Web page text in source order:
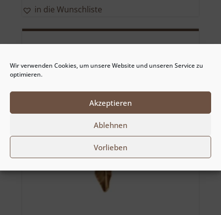
Wir verwenden Cookies, um unsere Website und unseren Service zu
optimieren.
Akzeptieren
Ablehnen
Vorlieben
in die Wunschliste